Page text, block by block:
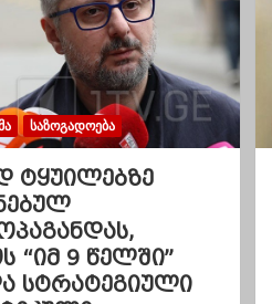
ᲡᲐᲖᲝᲒᲐᲓᲝᲔᲑᲐ
ტყუილებზე
“იმ 9 წელში”
სტრატეგიული